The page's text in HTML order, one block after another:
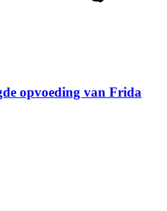
opvoeding van Frida